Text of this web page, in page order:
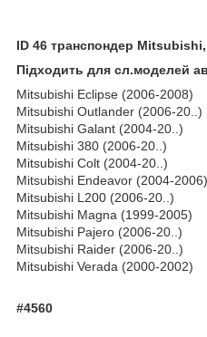
ID 46 транспондер Mitsubishi,
Підходить для сл.моделей
Mitsubishi Eclipse (2006-2008)
Mitsubishi Outlander (2006-20..)
Mitsubishi Galant (2004-20..)
Mitsubishi 380 (2006-20..)
Mitsubishi Colt (2004-20..)
Mitsubishi Endeavor (2004-2006)
Mitsubishi L200 (2006-20..)
Mitsubishi Magna (1999-2005)
Mitsubishi Pajero (2006-20..)
Mitsubishi Raider (2006-20..)
Mitsubishi Verada (2000-2002)
#4560